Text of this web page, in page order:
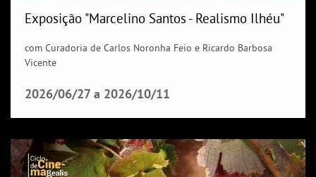
Exposição "Marcelino Santos - Realismo Ilhéu"
com Curadoria de Carlos Noronha Feio e Ricardo Barbosa
Vicente
2026/06/27a 2026/10/11